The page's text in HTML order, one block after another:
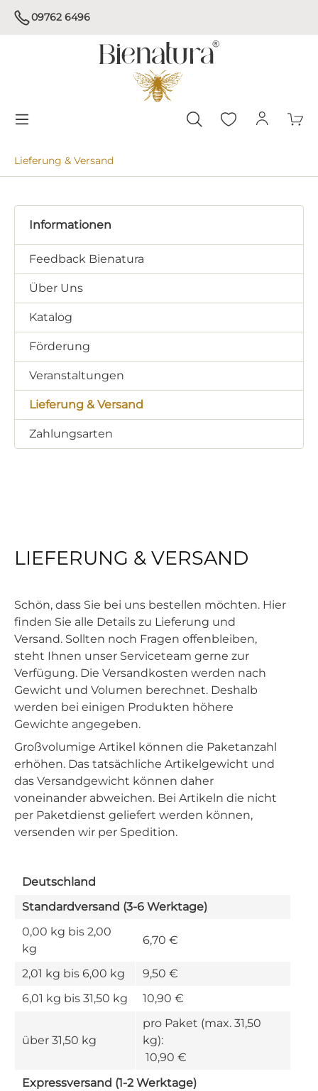
09762 6496
Lieferung & Versand
Informationen
Feedback Bienatura
Über Uns
Katalog
Förderung
Veranstaltungen
Lieferung & Versand
Zahlungsarten
LIEFERUNG & VERSAND
Schön, dass Sie bei uns bestellen möchten. Hier
finden Sie alle Details zu Lieferung und
Versand. Sollten noch Fragen offenbleiben,
steht Ihnen unser Serviceteam gerne zur
Verfügung. Die Versandkosten werden nach
Gewicht und Volumen berechnet. Deshalb
werden bei einigen Produkten höhere
Gewichte angegeben.
Großvolumige Artikel können die Paketanzahl
erhöhen. Das tatsächliche Artikelgewicht und
das Versandgewicht können daher
voneinander abweichen. Bei Artikeln die nicht
per Paketdienst geliefert werden können,
versenden wir per Spedition.
Deutschland
Standardversand (3-6 Werktage)
0,00 kg bis 2,00
kg
6,70 €
2,01 kg bis 6,00 kg
9,50 €
6,01 kg bis 31,50 kg
10,90 €
über 31,50 kg
pro Paket (max. 31,50
kg):
10,90 €
Expressversand (1-2 Werktage)